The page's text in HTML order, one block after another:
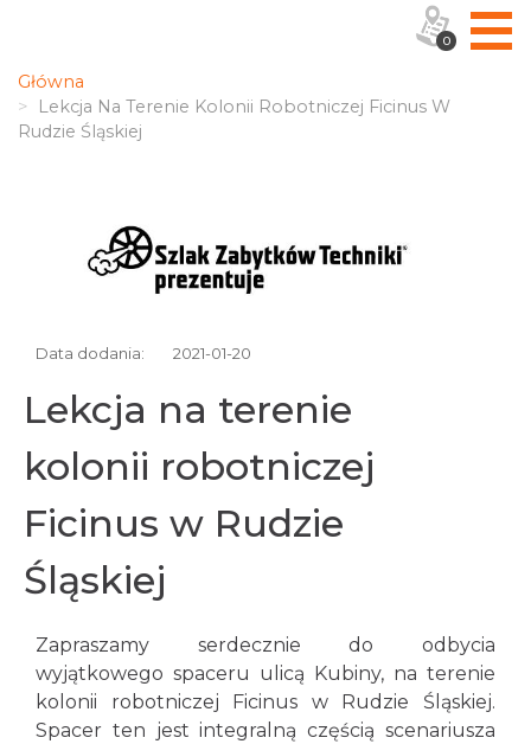
Główna
Lekcja Na Terenie Kolonii Robotniczej Ficinus W
Rudzie Śląskiej
Data dodania: 2021-01-20
Lekcja na terenie
kolonii robotniczej
Ficinus w Rudzie
Śląskiej
Zapraszamy serdecznie do odbycia
wyjątkowego spaceru ulicą Kubiny, na terenie
kolonii robotniczej Ficinus w Rudzie Śląskiej.
Spacer ten jest integralną częścią scenariusza
0